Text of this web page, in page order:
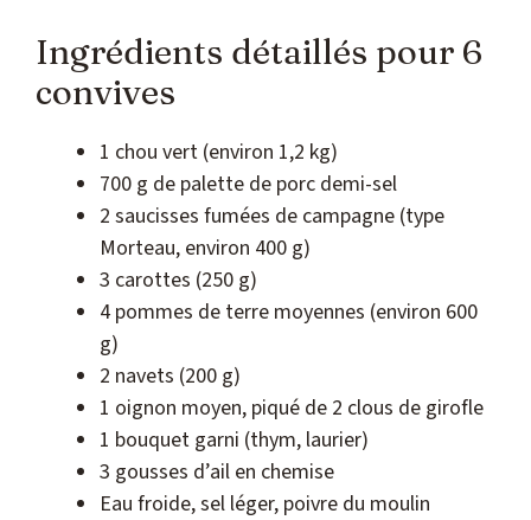
Ingrédients détaillés pour 6
convives
1 chou vert (environ 1,2 kg)
700 g de palette de porc demi-sel
2 saucisses fumées de campagne (type
Morteau, environ 400 g)
3 carottes (250 g)
4 pommes de terre moyennes (environ 600
g)
2 navets (200 g)
1 oignon moyen, piqué de 2 clous de girofle
1 bouquet garni (thym, laurier)
3 gousses d’ail en chemise
Eau froide, sel léger, poivre du moulin